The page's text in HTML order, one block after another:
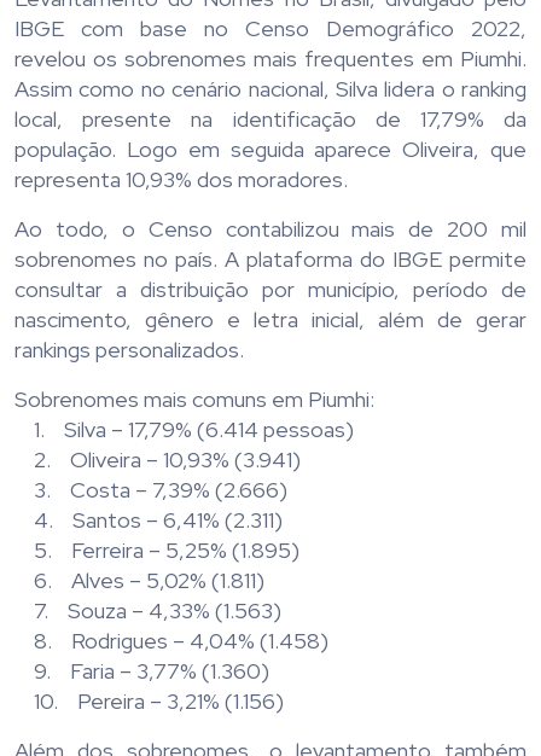
IBGE com base no Censo Demográfico 2022,
revelou os sobrenomes mais frequentes em Piumhi.
Assim como no cenário nacional, Silva lidera o ranking
local, presente na identificação de 17,79% da
população. Logo em seguida aparece Oliveira, que
representa 10,93% dos moradores.
Ao todo, o Censo contabilizou mais de 200 mil
sobrenomes no país. A plataforma do IBGE permite
consultar a distribuição por município, período de
nascimento, gênero e letra inicial, além de gerar
rankings personalizados.
Sobrenomes mais comuns em Piumhi:
1. Silva – 17,79% (6.414 pessoas)
2. Oliveira – 10,93% (3.941)
3. Costa – 7,39% (2.666)
4. Santos – 6,41% (2.311)
5. Ferreira – 5,25% (1.895)
6. Alves – 5,02% (1.811)
7. Souza – 4,33% (1.563)
8. Rodrigues – 4,04% (1.458)
9. Faria – 3,77% (1.360)
10. Pereira – 3,21% (1.156)